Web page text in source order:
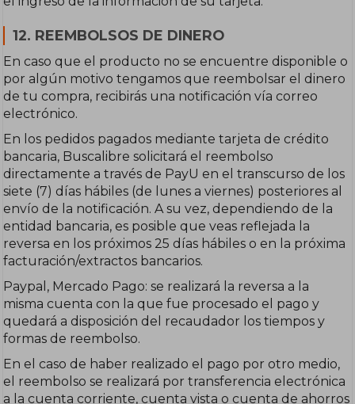
12. REEMBOLSOS DE DINERO
En caso que el producto no se encuentre disponible o
por algún motivo tengamos que reembolsar el dinero
de tu compra, recibirás una notificación vía correo
electrónico.
En los pedidos pagados mediante tarjeta de crédito
bancaria, Buscalibre solicitará el reembolso
directamente a través de PayU en el transcurso de los
siete (7) días hábiles (de lunes a viernes) posteriores al
envío de la notificación. A su vez, dependiendo de la
entidad bancaria, es posible que veas reflejada la
reversa en los próximos 25 días hábiles o en la próxima
facturación/extractos bancarios.
Paypal, Mercado Pago: se realizará la reversa a la
misma cuenta con la que fue procesado el pago y
quedará a disposición del recaudador los tiempos y
formas de reembolso.
En el caso de haber realizado el pago por otro medio,
el reembolso se realizará por transferencia electrónica
a la cuenta corriente, cuenta vista o cuenta de ahorros